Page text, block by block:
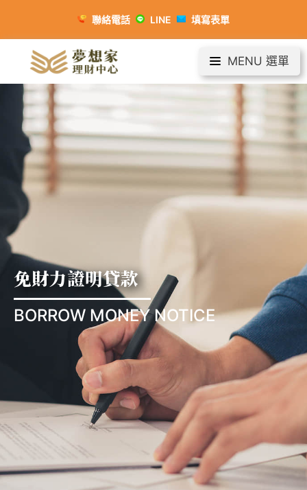
聯絡電話 LINE 填寫表單
MENU 選單
免財力證明貸款
BORROW MONEY NOTICE